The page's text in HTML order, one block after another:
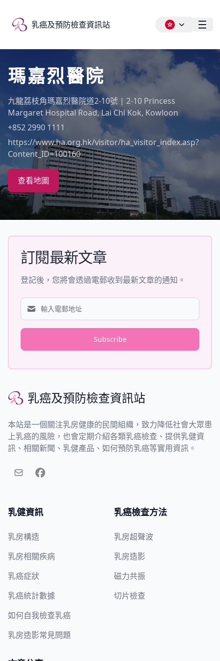
乳癌及預防檢查資訊站
乳癌及預防檢查資訊站
瑪嘉烈醫院
九龍荔枝角瑪嘉烈醫院道2-10號 | 2-10 Princess
Margaret Hospital Road, Lai Chi Kok, Kowloon
+852 2990 1111
https://www.ha.org.hk/visitor/ha_visitor_index.asp?
Content_ID=100160
查看地圖
訂閱最新文章
登記後，您將會透過電郵收到最新文章的通知。
Subscribe
乳癌及預防檢查資訊站
乳癌及預防檢查資訊站
本站是一個關注乳房健康的民間組織，致力降低社會大眾患
上乳癌的風險，也會定期介紹各類乳癌檢查、提供乳健資
訊、相關新聞、乳健產品、如何預防乳癌等實用資訊。
乳健資訊
乳房構造
乳房相關疾病
乳癌症狀
乳癌統計數據
如何自我檢查乳癌
乳房造影常見問題
乳癌檢查方法
乳房超聲波
乳房造影
磁力共振
切片檢查